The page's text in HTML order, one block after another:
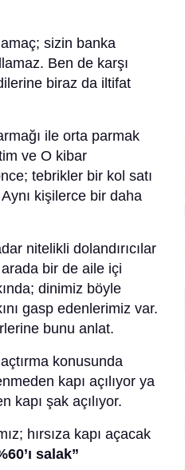
sizin banka
Ben de karşı
biraz da iltifat
ile orta parmak
ve O kibar
tebrikler bir kol satı
kişilerce bir daha
nitelikli dolandırıcılar
bir de aile içi
dinimiz böyle
gasp edenlerimiz var.
bunu anlat.
konusunda
kapı açılıyor ya
kapı şak açılıyor.
hırsıza kapı açacak
salak”